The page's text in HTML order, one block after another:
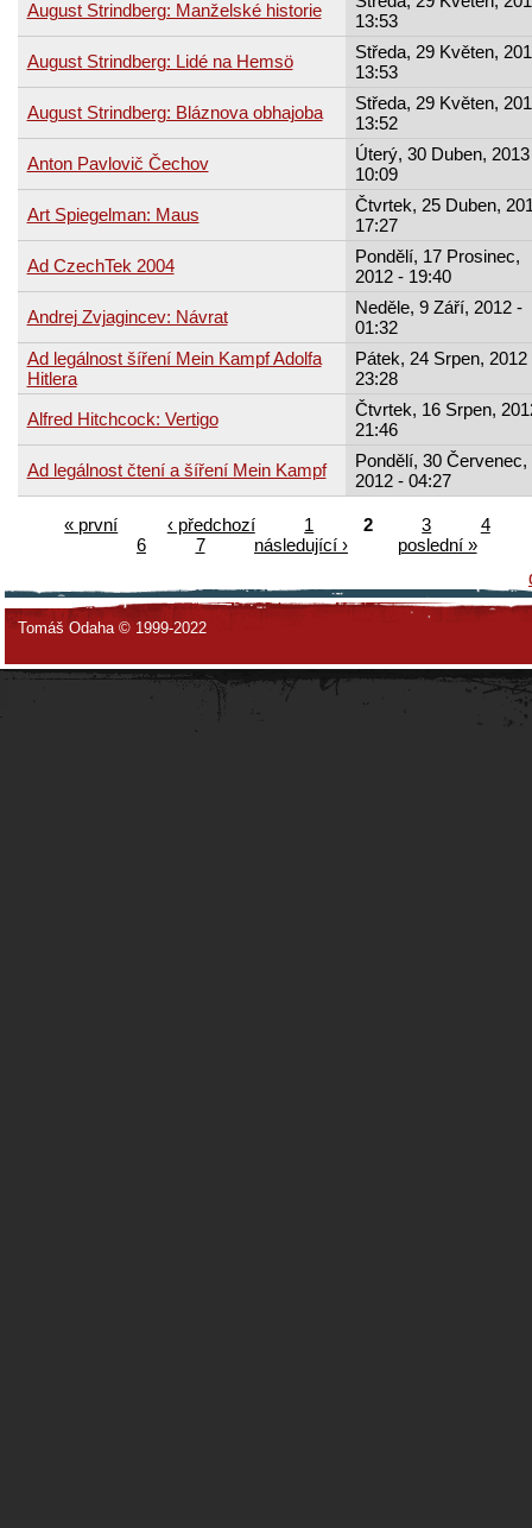
August Strindberg: Manželské historie
13:53
August Strindberg: Lidé na Hemsö
Středa, 29 Květen,
13:53
August Strindberg: Bláznova obhajoba
Středa, 29 Květen,
13:52
Anton Pavlovič Čechov
Úterý, 30 Duben,
10:09
Art Spiegelman: Maus
Čtvrtek, 25 Duben,
17:27
Ad CzechTek 2004
Pondělí, 17 Prosinec,
2012 - 19:40
Andrej Zvjagincev: Návrat
Neděle, 9 Září, 2012 -
01:32
Ad legálnost šíření Mein Kampf Adolfa
Hitlera
Pátek, 24 Srpen, 2012
23:28
Alfred Hitchcock: Vertigo
Čtvrtek, 16 Srpen,
21:46
Ad legálnost čtení a šíření Mein Kampf
Pondělí, 30 Červenec,
2012 - 04:27
« první ‹ předchozí 1 2 3
4
6
7 následující ›
poslední »
Tomáš Odaha © 1999-2022